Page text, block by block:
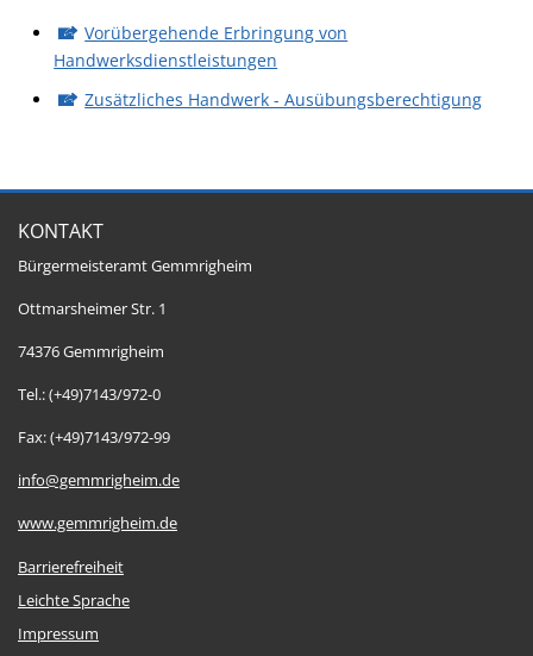
Vorübergehende Erbringung von
Handwerksdienstleistungen
Zusätzliches Handwerk - Ausübungsberechtigung
KONTAKT
Bürgermeisteramt Gemmrigheim
Ottmarsheimer Str. 1
74376 Gemmrigheim
Tel.: (+49)7143/972-0
Fax: (+49)7143/972-99
info@gemmrigheim.de
www.gemmrigheim.de
Barrierefreiheit
Leichte Sprache
Impressum